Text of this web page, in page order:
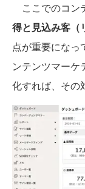
ここでのコン
得と見込み客（
点が重要になっ
ンテンツマーケ
化すれば、その